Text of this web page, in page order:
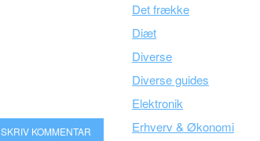
SKRIV KOMMENTAR
Det frække
Diæt
Diverse
Diverse guides
Elektronik
Erhverv & Økonomi